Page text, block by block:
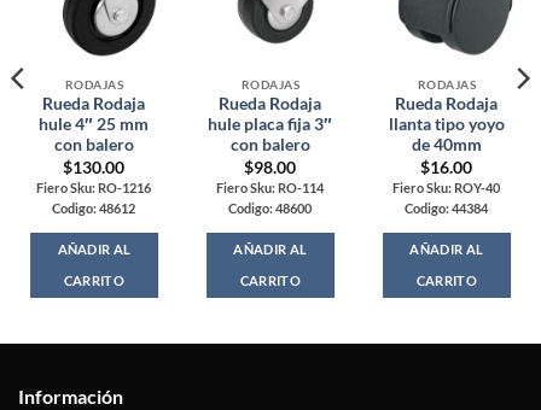
RODAJAS
Rueda Rodaja
hule 4″ 25 mm
con balero
$130.00
Fiero Sku: RO-1216
Codigo: 48612
AÑADIR AL
CARRITO
RODAJAS
Rueda Rodaja
hule placa fija 3″
con balero
$98.00
Fiero Sku: RO-114
Codigo: 48600
AÑADIR AL
CARRITO
RODAJAS
Rueda Rodaja
llanta tipo yoyo
de 40mm
$16.00
Fiero Sku: ROY-40
Codigo: 44384
AÑADIR AL
CARRITO
Información